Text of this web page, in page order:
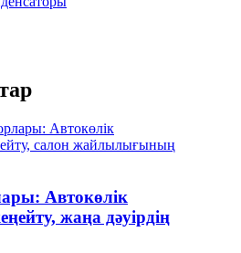
Автокөлік
жаңа дәуірдің